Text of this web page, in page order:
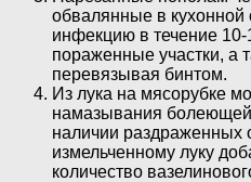
обвалянные в кухонной
инфекцию в течение
пораженные участки, а
перевязывая бинтом.
Из лука на мясорубке
намазывания
наличии раздраженных
измельченному луку
количество